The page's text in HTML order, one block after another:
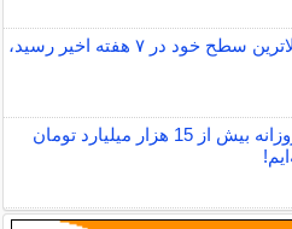
خود در ۷ هفته اخیر رسید،
در سال 1404 روزانه بیش از 15 هزار میلیارد تومان